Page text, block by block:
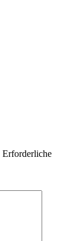
Erforderliche